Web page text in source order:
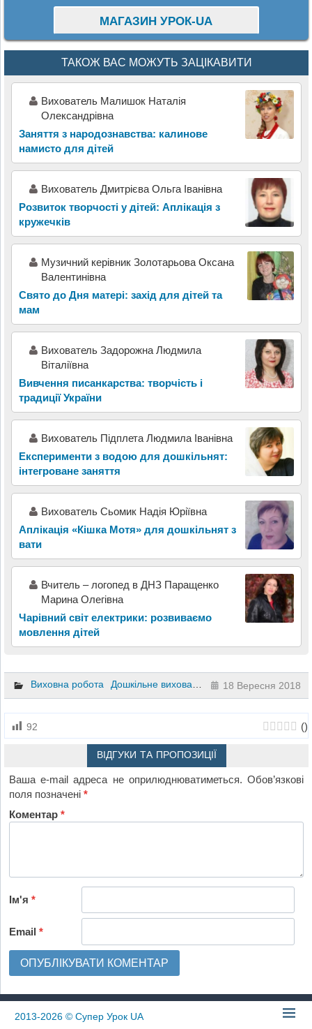
МАГАЗИН УРОК-UA
ТАКОЖ ВАС МОЖУТЬ ЗАЦІКАВИТИ
Вихователь Малишок Наталія
Олександрівна
Заняття з народознавства: калинове
намисто для дітей
Вихователь Дмитрієва Ольга Іванівна
Розвиток творчості у дітей: Аплікація з
кружечків
Музичний керівник Золотарьова Оксана
Валентинівна
Свято до Дня матері: захід для дітей та
мам
Вихователь Задорожна Людмила
Віталіївна
Вивчення писанкарства: творчість і
традиції України
Вихователь Підплета Людмила Іванівна
Експерименти з водою для дошкільнят:
інтегроване заняття
Вихователь Сьомик Надія Юріївна
Аплікація «Кішка Мотя» для дошкільнят з
вати
Вчитель – логопед в ДНЗ Паращенко
Марина Олегівна
Чарівний світ електрики: розвиваємо
мовлення дітей
Виховна робота Дошкільне виховання 18 Вересня 2018
92 ()
ВІДГУКИ ТА ПРОПОЗИЦІЇ
Ваша e-mail адреса не оприлюднюватиметься. Обов’язкові
поля позначені*
Коментар*
Ім'я*
Email*
2013-2026 © Супер Урок UA